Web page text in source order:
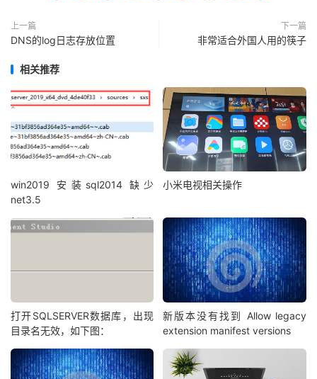
上一篇
DNS的log日志存放位置
下一篇
非常适合外国人用的筷子
相关推荐
win2019 安装sql2014 缺少
net3.5
小米电视相关操作
打开SQLSERVER数据库，出现
目录名无效，如下图：
新版本没有找到 Allow legacy
extension manifest versions